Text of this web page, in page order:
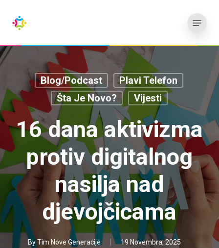
glavni
sadržaj
Blog/Podcast
Plavi Telefon
Šta Je Novo?
Vijesti
16 dana aktivizma
protiv digitalnog
nasilja nad
djevojčicama
ByTim Nove Generacije 19 Novembra, 2025